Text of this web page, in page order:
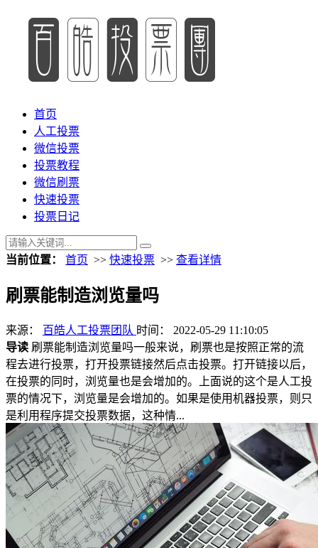
首页
人工投票
微信投票
投票教程
微信刷票
快速投票
投票日记
当前位置： 首页 >> 快速投票 >> 查看详情
刷票能制造浏览量吗
来源： 百皓人工投票团队 时间： 2022-05-29 11:10:05
导读 刷票能制造浏览量吗一般来说，刷票也是按照正常的流
程去进行投票，打开投票链接然后点击投票。打开链接以后，
在投票的同时，浏览量也是会增加的。上面说的这个是人工投
票的情况下，浏览量是会增加的。如果是使用机器投票，则只
是利用程序提交投票数据，这种情...